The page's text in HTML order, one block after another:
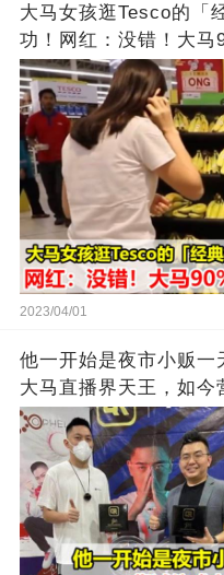
大马女孩逛Tesco的「
功！网红：没错！大马
2023/04/01
他一开始是夜市小贩一
大马直播界天王，如今
万单